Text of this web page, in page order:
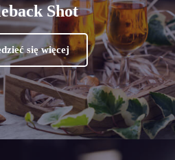
Shot
się więcej